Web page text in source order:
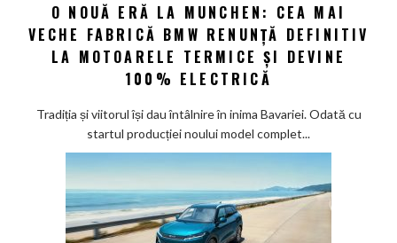
noi
O
nouă
eră
BMW
renunță
O NOUĂ ERĂ LA MUNCHEN: CEA MAI
VECHE FABRICĂ BMW RENUNȚĂ DEFINITIV
LA MOTOARELE TERMICE ȘI DEVINE
100% ELECTRICĂ
Tradiția și viitorul își dau întâlnire în inima Bavariei. Odată cu
startul producției noului model complet...